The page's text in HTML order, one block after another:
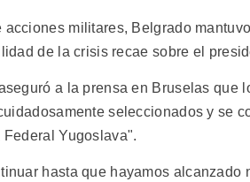
acciones militares, Belgrado
de la crisis recae sobre el
a la prensa en Bruselas que
seleccionados y se
Yugoslava".
hasta que hayamos